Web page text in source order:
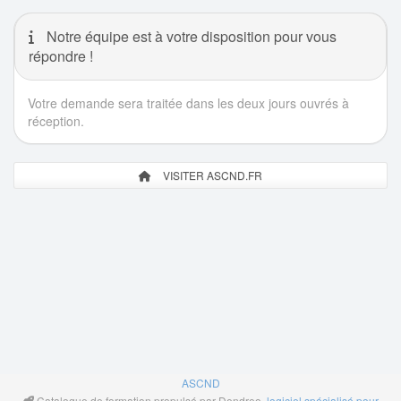
Notre équipe est à votre disposition pour vous
répondre !
Votre demande sera traitée dans les deux jours ouvrés à
réception.
VISITER ASCND.FR
ASCND